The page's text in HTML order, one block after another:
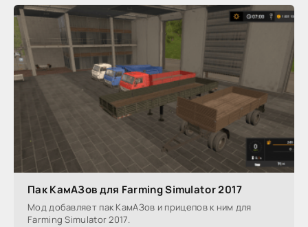
Пак КамАЗов для Farming Simulator 2017
Мод добавляет пак КамАЗов и прицепов к ним для
Farming Simulator 2017.